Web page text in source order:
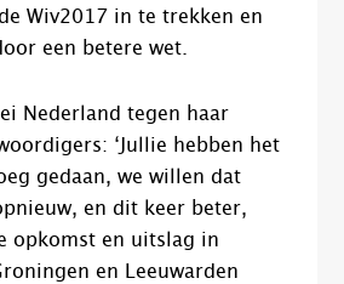
Wiv2017 in te trekken en
een betere wet.
Nederland tegen haar
‘Jullie hebben het
gedaan, we willen dat
,en dit keer beter,
opkomst en uitslag in
en Leeuwarden